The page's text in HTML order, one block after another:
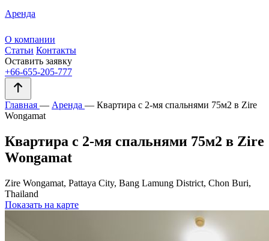
Аренда
О компании
Статьи Контакты
Оставить заявку
+66-655-205-777
Главная — Аренда — Квартира с 2-мя спальнями 75м2 в Zire
Wongamat
Квартира с 2-мя спальнями 75м2 в Zire
Wongamat
Zire Wongamat, Pattaya City, Bang Lamung District, Chon Buri,
Thailand
Показать на карте